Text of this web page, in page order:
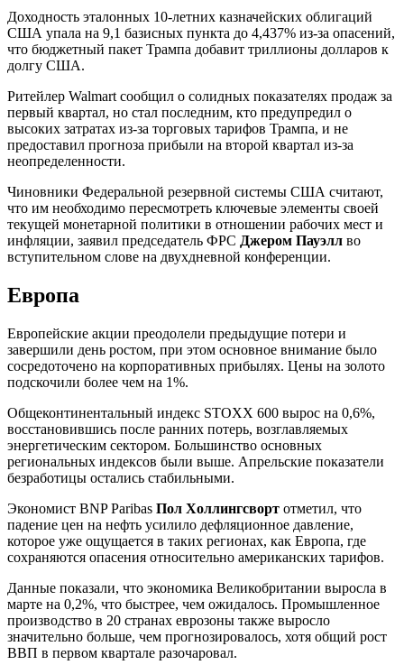
Доходность эталонных 10-летних казначейских облигаций
США упала на 9,1 базисных пункта до 4,437% из-за опасений,
что бюджетный пакет Трампа добавит триллионы долларов к
долгу США.
Ритейлер Walmart сообщил о солидных показателях продаж за
первый квартал, но стал последним, кто предупредил о
высоких затратах из-за торговых тарифов Трампа, и не
предоставил прогноза прибыли на второй квартал из-за
неопределенности.
Чиновники Федеральной резервной системы США считают,
что им необходимо пересмотреть ключевые элементы своей
текущей монетарной политики в отношении рабочих мест и
инфляции, заявил председатель ФРС Джером Пауэлл во
вступительном слове на двухдневной конференции.
Европа
Европейские акции преодолели предыдущие потери и
завершили день ростом, при этом основное внимание было
сосредоточено на корпоративных прибылях. Цены на золото
подскочили более чем на 1%.
Общеконтинентальный индекс STOXX 600 вырос на 0,6%,
восстановившись после ранних потерь, возглавляемых
энергетическим сектором. Большинство основных
региональных индексов были выше. Апрельские показатели
безработицы остались стабильными.
Экономист BNP Paribas Пол Холлингсворт отметил, что
падение цен на нефть усилило дефляционное давление,
которое уже ощущается в таких регионах, как Европа, где
сохраняются опасения относительно американских тарифов.
Данные показали, что экономика Великобритании выросла в
марте на 0,2%, что быстрее, чем ожидалось. Промышленное
производство в 20 странах еврозоны также выросло
значительно больше, чем прогнозировалось, хотя общий рост
ВВП в первом квартале разочаровал.